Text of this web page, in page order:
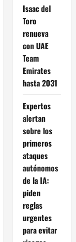
Isaac del
Toro
renueva
con UAE
Team
Emirates
hasta 2031
Expertos
alertan
sobre los
primeros
ataques
autónomos
de la IA:
piden
reglas
urgentes
para evitar